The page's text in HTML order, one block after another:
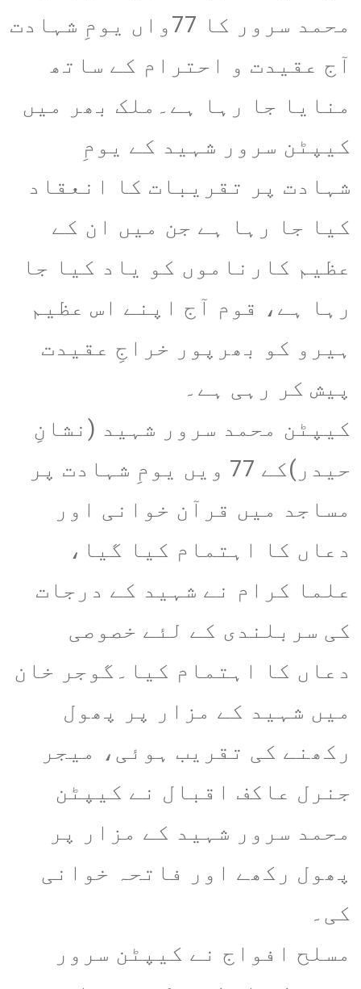
محمد سرور کا 77واں یومِ شہادت
آج عقیدت و احترام کے ساتھ
منایا جا رہا ہے۔ملک بھر میں
کیپٹن سرور شہید کے یومِ
شہادت پر تقریبات کا انعقاد
کیا جا رہا ہے جن میں ان کے
عظیم کارناموں کو یاد کیا جا
رہا ہے، قوم آج اپنے اس عظیم
ہیرو کو بھرپور خراجِ عقیدت
پیش کر رہی ہے۔
کیپٹن محمد سرور شہید (نشانِ
حیدر)کے 77 ویں یومِ شہادت پر
مساجد میں قرآن خوانی اور
دعاں کا اہتمام کیا گیا،
علما کرام نے شہید کے درجات
کی سربلندی کے لئے خصوصی
دعاں کا اہتمام کیا۔گوجر خان
میں شہید کے مزار پر پھول
رکھنے کی تقریب ہوئی، میجر
جنرل عاکف اقبال نے کیپٹن
محمد سرور شہید کے مزار پر
پھول رکھے اور فاتحہ خوانی
کی۔
مسلح افواج نے کیپٹن سرور